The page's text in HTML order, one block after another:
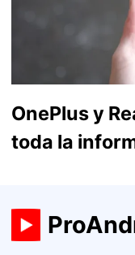
OnePlus y
toda la